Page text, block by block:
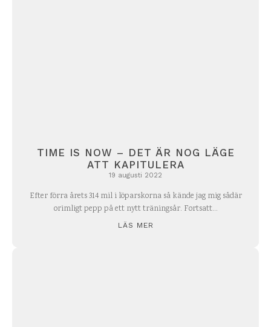
TIME IS NOW – DET ÄR NOG LÄGE
ATT KAPITULERA
19 augusti 2022
Efter förra årets 314 mil i löparskorna så kände jag mig sådär
orimligt pepp på ett nytt träningsår. Fortsatt...
LÄS MER